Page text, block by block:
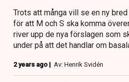
Trots att många vill se en ny
för att M och S ska komma
river upp de nya förslagen som
under på att det handlar om
2 years ago | Av: Henrik Svidén